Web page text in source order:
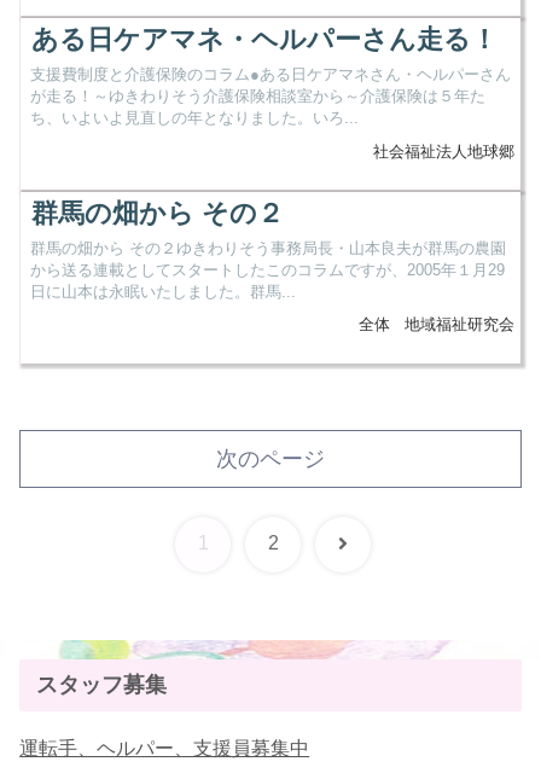
ある日ケアマネ・ヘルパーさん走る！
支援費制度と介護保険のコラム●ある日ケアマネさん・ヘルパーさん
が走る！～ゆきわりそう介護保険相談室から～介護保険は５年た
ち、いよいよ見直しの年となりました。いろ...
社会福祉法人地球郷
群馬の畑から その２
群馬の畑から その２ゆきわりそう事務局長・山本良夫が群馬の農園
から送る連載としてスタートしたこのコラムですが、2005年１月29
日に山本は永眠いたしました。群馬...
全体
地域福祉研究会
次のページ
1 2 次
スタッフ募集
運転手、ヘルパー、支援員募集中